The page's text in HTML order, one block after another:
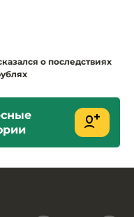
о последствиях